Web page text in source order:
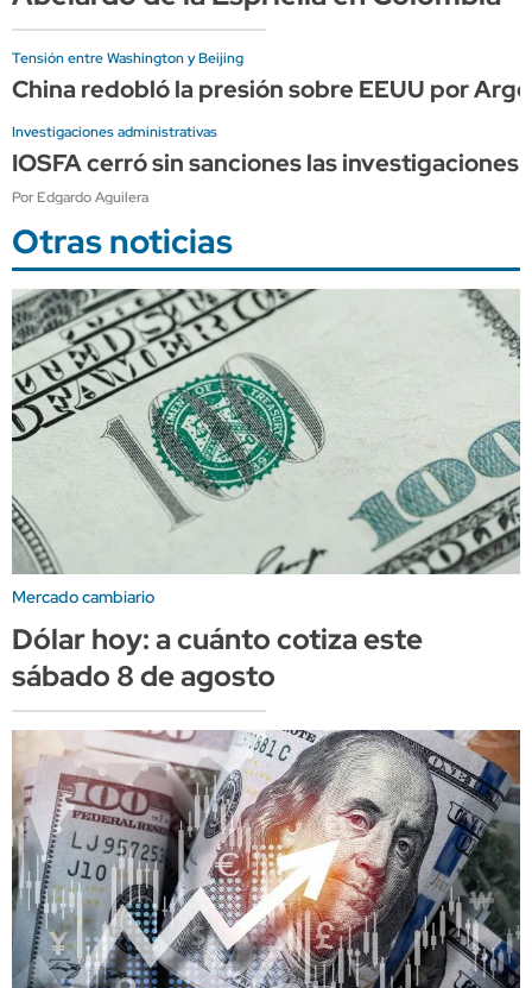
Tensión entre Washington y Beijing
China redobló la presión sobre EEUU por
Investigaciones administrativas
IOSFA cerró sin sanciones las
Por Edgardo Aguilera
Otras noticias
Mercado cambiario
Dólar hoy: a cuánto cotiza este
sábado 8 de agosto